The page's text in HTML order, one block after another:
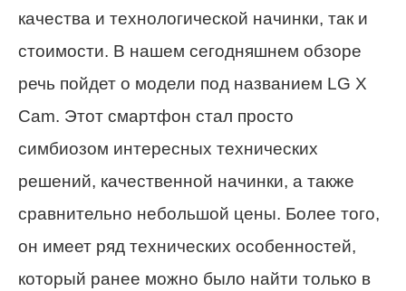
качества и технологической начинки, так и
стоимости. В нашем сегодняшнем обзоре
речь пойдет о модели под названием LG X
Cam. Этот смартфон стал просто
симбиозом интересных технических
решений, качественной начинки, а также
сравнительно небольшой цены. Более того,
он имеет ряд технических особенностей,
который ранее можно было найти только в